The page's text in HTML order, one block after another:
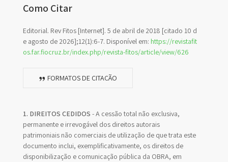
Como Citar
Editorial. Rev Fitos [Internet]. 5 de abril de 2018 [citado 10 d
e agosto de 2026];12(1):6-7. Disponível em: https://revistafit
os.far.fiocruz.br/index.php/revista-fitos/article/view/626
FORMATOS DE CITAÇÃO
1. DIREITOS CEDIDOS - A cessão total não exclusiva,
permanente e irrevogável dos direitos autorais
patrimoniais não comerciais de utilização de que trata este
documento inclui, exemplificativamente, os direitos de
disponibilização e comunicação pública da OBRA, em